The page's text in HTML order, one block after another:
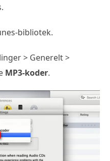
bibliotek.
> Generelt >
MP3-koder.